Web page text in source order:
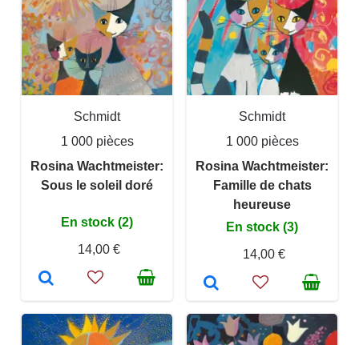
Schmidt
1 000 pièces
Rosina Wachtmeister:
Sous le soleil doré
En stock (2)
14,00 €
Schmidt
1 000 pièces
Rosina Wachtmeister:
Famille de chats
heureuse
En stock (3)
14,00 €